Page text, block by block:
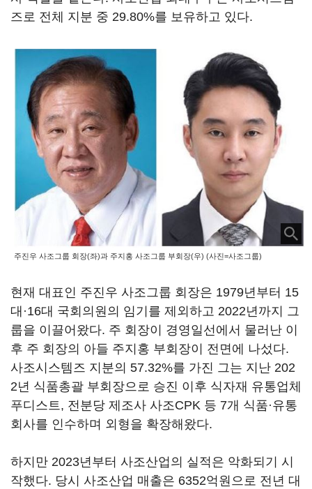
즈로 전체 지분 중 29.80%를 보유하고 있다.
주진우 사조그룹 회장(좌)과 주지홍 사조그룹 부회장(우) (사진=사조그룹)
현재 대표인 주진우 사조그룹 회장은 1979년부터 15
대·16대 국회의원의 임기를 제외하고 2022년까지 그
룹을 이끌어왔다. 주 회장이 경영일선에서 물러난 이
후 주 회장의 아들 주지홍 부회장이 전면에 나섰다.
사조시스템즈 지분의 57.32%를 가진 그는 지난 202
2년 식품총괄 부회장으로 승진 이후 식자재 유통업체
푸디스트, 전분당 제조사 사조CPK 등 7개 식품·유통
회사를 인수하며 외형을 확장해왔다.
하지만 2023년부터 사조산업의 실적은 악화되기 시
작했다. 당시 사조산업 매출은 6352억원으로 전년 대